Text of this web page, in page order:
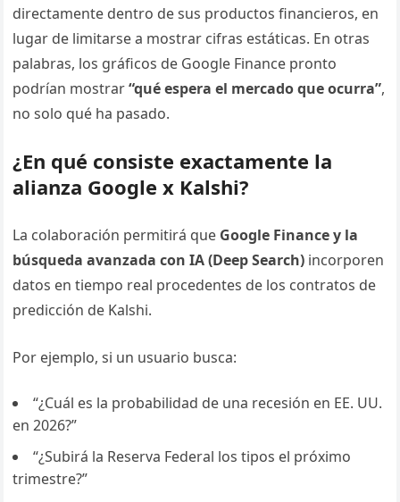
directamente dentro de sus productos financieros, en
lugar de limitarse a mostrar cifras estáticas. En otras
palabras, los gráficos de Google Finance pronto
podrían mostrar“qué espera el mercado que ocurra”,
no solo qué ha pasado.
¿En qué consiste exactamente la
alianza Google x Kalshi?
La colaboración permitirá que Google Finance y la
búsqueda avanzada con IA (Deep Search) incorporen
datos en tiempo real procedentes de los contratos de
predicción de Kalshi.
Por ejemplo, si un usuario busca:
“¿Cuál es la probabilidad de una recesión en EE. UU.
en 2026?”
“¿Subirá la Reserva Federal los tipos el próximo
trimestre?”